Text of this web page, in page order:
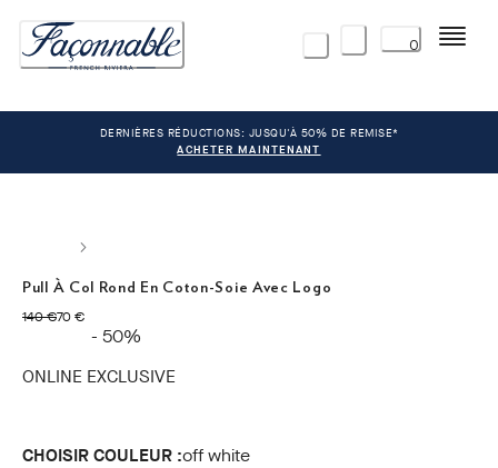
0 Menu
DERNIÈRES RÉDUCTIONS: JUSQU'À 50% DE REMISE*
ACHETER MAINTENANT
Pull À Col Rond En Coton-Soie Avec Logo
140 €
original price 140 €
70 €
current price 70 €
- 50%
ONLINE EXCLUSIVE
CHOISIR COULEUR :off white